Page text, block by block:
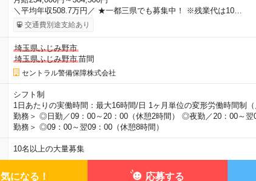
＼平均年収508.7万円／ ★一都三県でも募集中！ ※残業代は10…
交通費別途支給あり
埼玉県ふじみ野市
埼玉県ふじみ野市苗間
セントラル警備保障株式会社
シフト制
1日あたりの実働時間：最大16時間/日 1ヶ月単位の変形労働時間制
勤務＞ ◎日勤／09：00～20：00（休憩2時間） ◎夜勤／20：00～翌
勤務＞ ◎09：00～翌09：00（休憩8時間）
10名以上の大量募集
気になる！ 応募する